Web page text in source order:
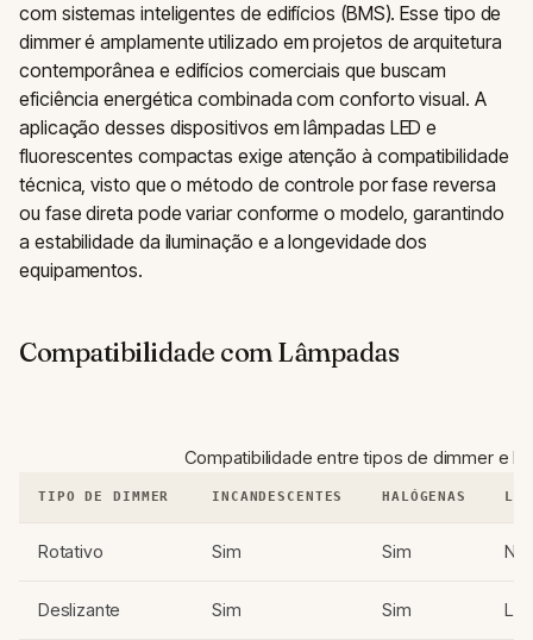
com sistemas inteligentes de edifícios (BMS). Esse tipo de
dimmer é amplamente utilizado em projetos de arquitetura
contemporânea e edifícios comerciais que buscam
eficiência energética combinada com conforto visual. A
aplicação desses dispositivos em lâmpadas LED e
fluorescentes compactas exige atenção à compatibilidade
técnica, visto que o método de controle por fase reversa
ou fase direta pode variar conforme o modelo, garantindo
a estabilidade da iluminação e a longevidade dos
equipamentos.
Compatibilidade com Lâmpadas
Compatibilidade entre tipos de dimmer e
TIPO DE DIMMER INCANDESCENTES HALÓGENAS LED
Rotativo Sim Sim
Deslizante Sim Sim